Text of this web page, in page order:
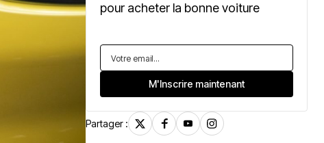
pour acheter la bonne voiture
Partager :